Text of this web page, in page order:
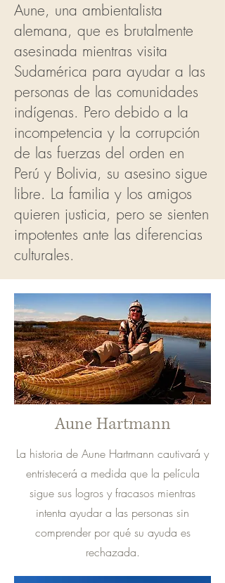
Aune, una ambientalista
alemana, que es brutalmente
asesinada mientras visita
Sudamérica para ayudar a las
personas de las comunidades
indígenas. Pero debido a la
incompetencia y la corrupción
de las fuerzas del orden en
Perú y Bolivia, su asesino sigue
libre. La familia y los amigos
quieren justicia, pero se sienten
impotentes ante las diferencias
culturales.
Aune Hartmann
La historia de Aune Hartmann cautivará y
entristecerá a medida que la película
sigue sus logros y fracasos mientras
intenta ayudar a las personas sin
comprender por qué su ayuda es
rechazada.